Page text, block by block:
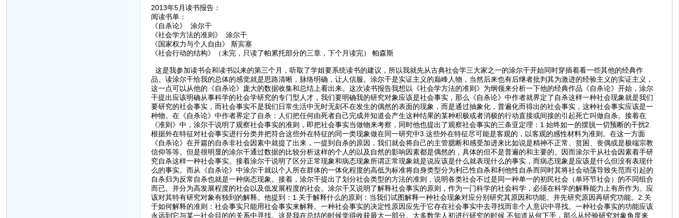
2013年5月读书报告：
阅读书单：
《自杀论》 涂尔干
《社会学方法的准则》 涂尔干
《国家权力与个人自由》 斯宾塞
《社会行动的结构》（未完，只读了帕累托部分的三章，下个月读完） 帕森斯
这是我参加读书会和读书以来的第三个月，听取了学姐要系统读书的建议，所以我就先从古典社会学三大家之一的涂尔干开始同时穿插着看一些其他的经典作
品。读涂尔干给我的总体的感觉就是思路清晰，脉络明确，让人信服。涂尔干是实证主义的巅峰人物，当然后来也有后继者批判其为激进的经验主义的实证主义，
这一点可以从他的《自杀论》庞大的数据收集和总结上看出来。这次读书报告我想以《社会学方法的准则》为纲领来分析一下他的经典作品《自杀论》开始，涂尔
干提出应该明确从事科学的社会学研究的专门型人才，我们要明确我的研究对象应该是社会事实，那么《自杀论》中作者就界定了自杀这样一种社会现象就是我们
要研究的社会事实，而社会事实不是我们日常生活中无时无刻不在发生的偶然的表面的现象，而是通过抽象化，普遍化而得出的社会事实，这种社会事实应该是一
种物。在《自杀论》中作者界定了自杀：人们把任何由死者自己完成并知道会产生这种结果的某种积极或者消极的行动直接或间接的引起死亡叫做自杀。接着在
《准则》中，涂尔干说明了观察社会事实的准则，即把社会事实当做物来考察，同时他也提出了观察社会事实的三条亚定理：1.始终如一的摆脱一切预断的干扰2.
根据外在特征对社会事实进行分类并把符合这些外在特征的同一类现象做在同一研究中3.这些外在特征尽可能是客观的，以客观的感性材料为准则。在这一方面
《自杀论》在开篇的自杀非社会因素中就提了出来，一提到自杀的原因，我们就会将自己的主管臆断和感受加进来比如说是精神不正常、贫困、丧偶或是极端宗教
信仰等等。但是很明显的涂尔干通过数据的比较分析这样的个人的以及自然的影响因素都是偶然的，具体的但不是普遍的和主要的。因而涂尔干从社会因素着手研
究自杀这样一种社会事实。接着涂尔干说明了区分正常现象和病态现象所谓正常现象就是说应该是什么就表现什么的事实，而病态现象是应该是什么但没有表现什
么的事实。而从《自杀论》中涂尔干就以个人所在群体的一体化程度的高低为标准将自身类型分为利己性自杀和利他性自杀而同时其将社会动荡导致失范而引起的
自杀归为反常自杀也就是一种病态现象。接着，涂尔干提出了划分社会类型的方法的准则，说明各类社会不过是同一种单一的初民社会（单环节社会）的不同组合
而已。并分为高发展程度的社会以及低发展程度的社会。涂尔干又说明了解释社会事实的原则，作为一门科学的社会科学，必须在科学的解释能力上有所作为。应
该对其特有研究对象有独到的解释。他提到：1.关于解释什么的原则：当我们试图解释一种社会现象对应分别研究其原因和功能。并先研究原因再研究功能。2.关
于如何解释的准则：社会事实只能用社会事实来解释。一种社会事实的决定性原因应先于它存在社会事实中去寻找而非个人意识中寻找。一种社会事实的功能应该
永远到它与某一社会目的的关系中寻找。这是我在总结的时候觉得收获最大一部分。大多数学人初进行研究的时候 不知道从何下手，那么从经验研究对象角度来